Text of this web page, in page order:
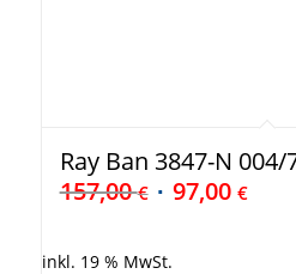
Ray Ban 3847-N 004/
157,00€ 97,00 €
inkl. 19 % MwSt.